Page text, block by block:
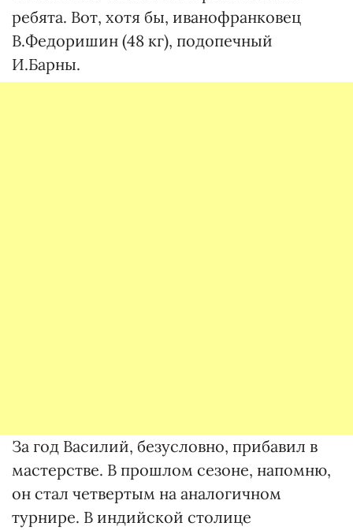
ребята. Вот, хотя бы, иванофранковец
В.Федоришин (48 кг), подопечный
И.Барны.
За год Василий, безусловно, прибавил в
мастерстве. В прошлом сезоне, напомню,
он стал четвертым на аналогичном
турнире. В индийской столице